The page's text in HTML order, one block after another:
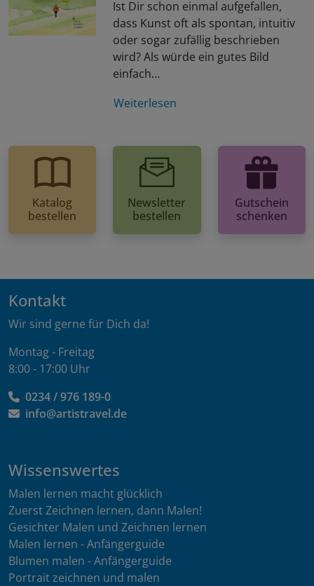
Ist Dir schon einmal aufgefallen,
dass Kunst oft als spontan, intuitiv
oder sogar zufällig beschrieben
wird? Als würde ein gutes Bild
einfach…
Weiterlesen
Katalog
bestellen
Newsletter
bestellen
Gutschein
schenken
Kontakt
Wir sind gerne für Dich da!
Montag - Freitag
8:00 - 17:00 Uhr
0234 / 976 189-0
info@artistravel.de
Wissenswertes
Malen lernen macht glücklich
Zuerst Zeichnen lernen, dann Malen!
Gesichter Malen und Zeichnen lernen
Malen lernen - Anfängerguide
Blumen malen - Anfängerguide
Portrait zeichnen und malen